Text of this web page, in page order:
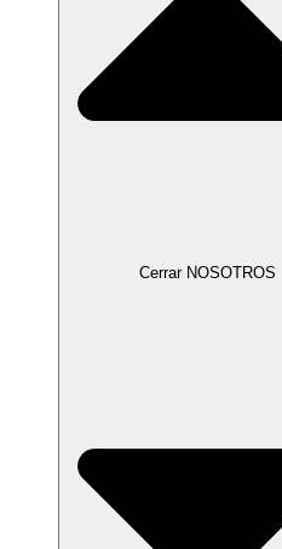
Cerrar NOSOTROS